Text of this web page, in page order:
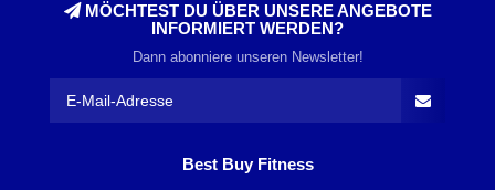
MÖCHTEST DU ÜBER UNSERE ANGEBOTE
INFORMIERT WERDEN?
Dann abonniere unseren Newsletter!
Best Buy Fitness